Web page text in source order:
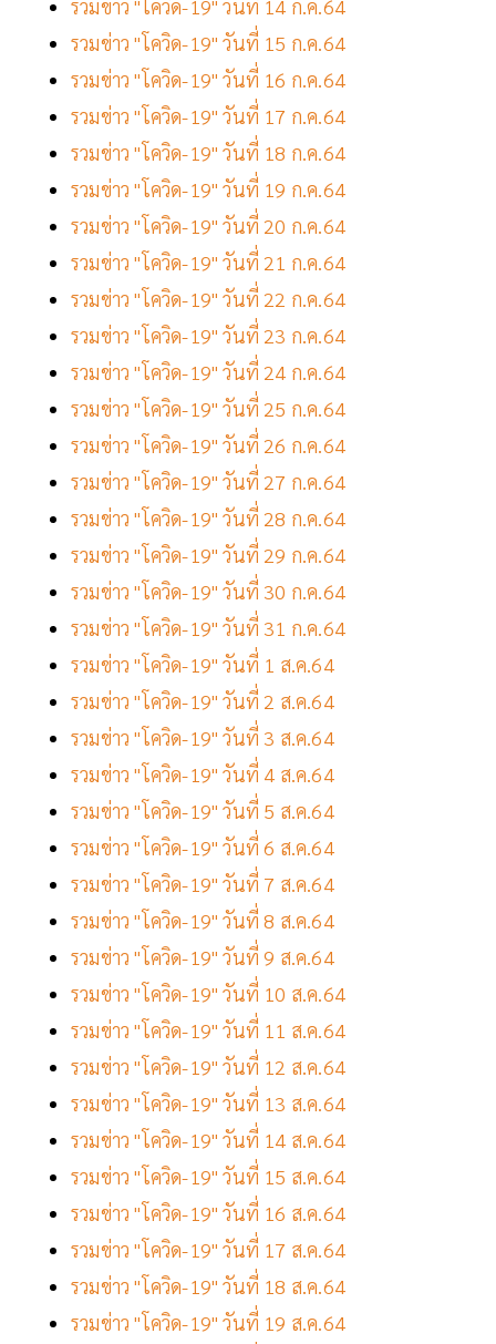
รวมข่าว "โควิด-19" วันที่ 14 ก.ค.64
รวมข่าว "โควิด-19" วันที่ 15 ก.ค.64
รวมข่าว "โควิด-19" วันที่ 16 ก.ค.64
รวมข่าว "โควิด-19" วันที่ 17 ก.ค.64
รวมข่าว "โควิด-19" วันที่ 18 ก.ค.64
รวมข่าว "โควิด-19" วันที่ 19 ก.ค.64
รวมข่าว "โควิด-19" วันที่ 20 ก.ค.64
รวมข่าว "โควิด-19" วันที่ 21 ก.ค.64
รวมข่าว "โควิด-19" วันที่ 22 ก.ค.64
รวมข่าว "โควิด-19" วันที่ 23 ก.ค.64
รวมข่าว "โควิด-19" วันที่ 24 ก.ค.64
รวมข่าว "โควิด-19" วันที่ 25 ก.ค.64
รวมข่าว "โควิด-19" วันที่ 26 ก.ค.64
รวมข่าว "โควิด-19" วันที่ 27 ก.ค.64
รวมข่าว "โควิด-19" วันที่ 28 ก.ค.64
รวมข่าว "โควิด-19" วันที่ 29 ก.ค.64
รวมข่าว "โควิด-19" วันที่ 30 ก.ค.64
รวมข่าว "โควิด-19" วันที่ 31 ก.ค.64
รวมข่าว "โควิด-19" วันที่ 1 ส.ค.64
รวมข่าว "โควิด-19" วันที่ 2 ส.ค.64
รวมข่าว "โควิด-19" วันที่ 3 ส.ค.64
รวมข่าว "โควิด-19" วันที่ 4 ส.ค.64
รวมข่าว "โควิด-19" วันที่ 5 ส.ค.64
รวมข่าว "โควิด-19" วันที่ 6 ส.ค.64
รวมข่าว "โควิด-19" วันที่ 7 ส.ค.64
รวมข่าว "โควิด-19" วันที่ 8 ส.ค.64
รวมข่าว "โควิด-19" วันที่ 9 ส.ค.64
รวมข่าว "โควิด-19" วันที่ 10 ส.ค.64
รวมข่าว "โควิด-19" วันที่ 11 ส.ค.64
รวมข่าว "โควิด-19" วันที่ 12 ส.ค.64
รวมข่าว "โควิด-19" วันที่ 13 ส.ค.64
รวมข่าว "โควิด-19" วันที่ 14 ส.ค.64
รวมข่าว "โควิด-19" วันที่ 15 ส.ค.64
รวมข่าว "โควิด-19" วันที่ 16 ส.ค.64
รวมข่าว "โควิด-19" วันที่ 17 ส.ค.64
รวมข่าว "โควิด-19" วันที่ 18 ส.ค.64
รวมข่าว "โควิด-19" วันที่ 19 ส.ค.64